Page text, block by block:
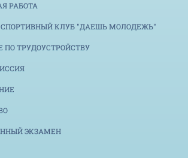
РАБОТА
КЛУБ "ДАЕШЬ МОЛОДЕЖЬ"
ПО ТРУДОУСТРОЙСТВУ
ЭКЗАМЕН